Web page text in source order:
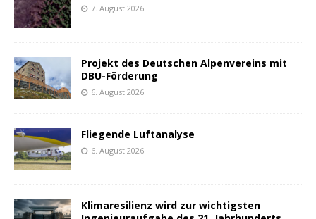
7. August 2026
Projekt des Deutschen Alpenvereins mit
DBU-Förderung
6. August 2026
Fliegende Luftanalyse
6. August 2026
Klimaresilienz wird zur wichtigsten